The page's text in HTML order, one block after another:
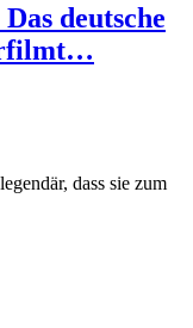
deutsche
dass sie zum